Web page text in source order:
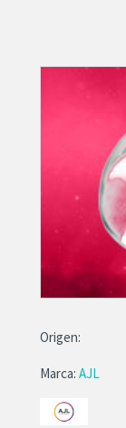
Origen:
Marca: AJL